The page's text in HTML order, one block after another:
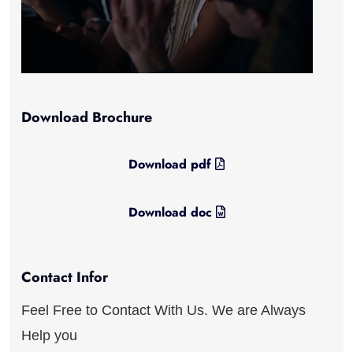
Download Brochure
Download pdf
Download doc
Contact Infor
Feel Free to Contact With Us. We are Always
Help you